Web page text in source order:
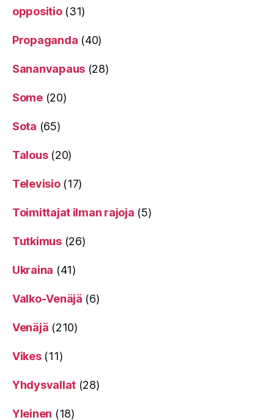
oppositio(31)
Propaganda (40)
Sananvapaus (28)
Some(20)
Sota (65)
Talous(20)
Televisio(17)
Toimittajat ilman rajoja (5)
Tutkimus(26)
Ukraina (41)
Valko-Venäjä (6)
Venäjä (210)
Vikes(11)
Yhdysvallat (28)
Yleinen (18)